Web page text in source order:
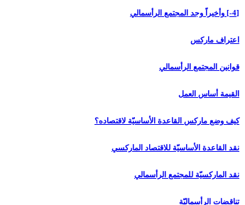
[4-] وأخيراً وجد المجتمع الرأسمالي‏
اعتراف ماركس
قوانين المجتمع الرأسمالي
القيمة أساس العمل
كيف وضع ماركس القاعدة الأساسيّة لاقتصاده؟
نقد القاعدة الأساسيّة للاقتصاد الماركسي
نقد الماركسيّة للمجتمع الرأسمالي
تناقضات الرأسماليّة